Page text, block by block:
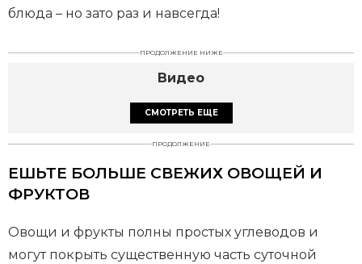
блюда – но зато раз и навсегда!
ПРОДОЛЖЕНИЕ НИЖЕ
Видео
СМОТРЕТЬ ЕЩЕ
ПРОДОЛЖЕНИЕ
ЕШЬТЕ БОЛЬШЕ СВЕЖИХ ОВОЩЕЙ И
ФРУКТОВ
Овощи и фрукты полны простых углеводов и
могут покрыть существенную часть суточной